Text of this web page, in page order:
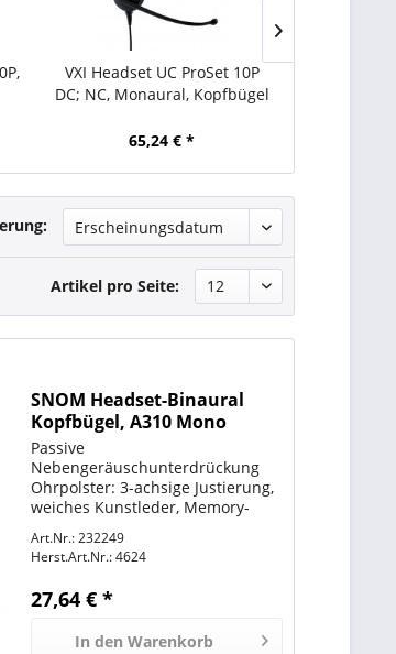
VXI Headset UC ProSet 10P
DC; NC, Monaural, Kopfbügel
65,24 € *
Artikel pro Seite:
SNOM Headset-Binaural
Kopfbügel, A310 Mono
Passive
Nebengeräuschunterdrückung
Ohrpolster: 3-achsige Justierung,
weiches Kunstleder, Memory-
Anwendung entwickelt,
austauschbar Stirnband:
gepolstert für langanhaltenden
Komfort 35 mm einstellbare...
Art.Nr.: 232249
Herst.Art.Nr.:4624
27,64 € *
In den Warenkorb